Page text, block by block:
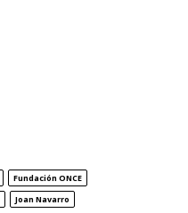
Fundación ONCE
Joan Navarro